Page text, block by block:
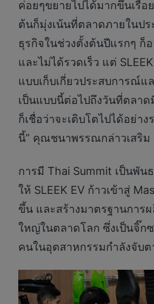
ค่อยๆขยายไปได้มากขึ้นเรื่อ
ต้นก็มุ่งเน้นที่ตลาดภายในป
ธุรกิจในช่วงตั้งต้นปีแรกๆ ก็อ
และไม่ได้รวดเร็ว แต่
แบบเก็บเกี่ยวประสบการณ์แ
เป็นแบบนี้ต่อไปถึงวันที่ตลา
ก็เชื่อว่าจะเติบโตไปได้อย่าง
นี้” คุณชนาพรรณกล่าวเสริม
การมี Thai Summit เป็นพั
ให้ SLEEK EV ก้าวเข้าสู่
ขึ้น และสร้างมาตรฐานการ
ใหญ่ในตลาดโลก ซึ่งเป็นจิ๊ก
คนในอุตสาหกรรมกำลังจับต